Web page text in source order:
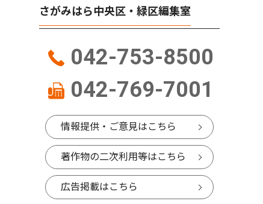
さがみはら中央区・緑区編集室
042-753-8500
042-769-7001
情報提供・ご意見はこちら
著作物の二次利用等はこちら
広告掲載はこちら